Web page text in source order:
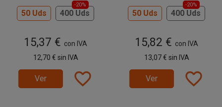
50 Uds 400 Uds
-20%
15,37 € con IVA
12,70 € sin IVA
Ver favorite_border
50 Uds 400 Uds
-20%
15,82 € con IVA
13,07 € sin IVA
Ver favorite_border